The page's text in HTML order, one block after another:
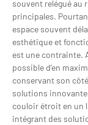
souvent relégué au
principales.
espace souvent
esthétique et
est une contrainte.
possible d’en
conservant son
solutions
couloir étroit en un
intégrant des